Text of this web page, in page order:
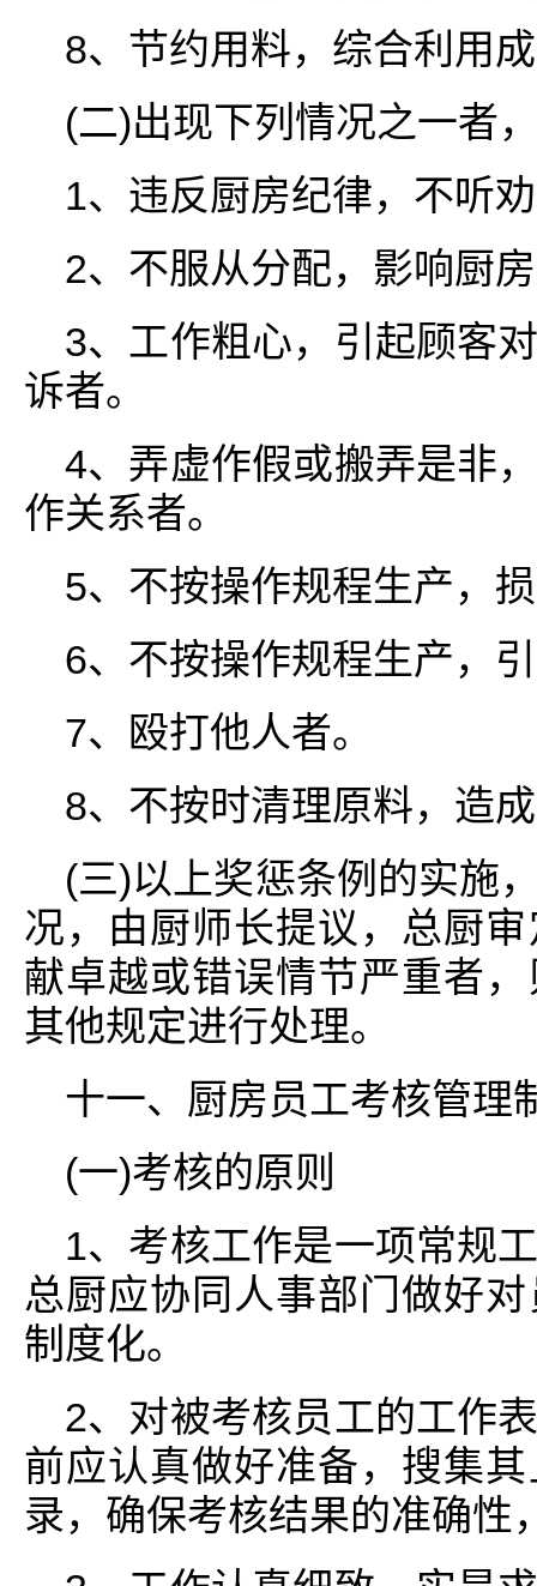
8、节约用料，综合利用
(二)出现下列情况之一者
1、违反厨房纪律，不听
2、不服从分配，影响厨
3、工作粗心，引起顾客
诉者。
4、弄虚作假或搬弄是非
作关系者。
5、不按操作规程生产，
6、不按操作规程生产，
7、殴打他人者。
8、不按时清理原料，造
(三)以上奖惩条例的实施
况，由厨师长提议，总厨
献卓越或错误情节严重者
其他规定进行处理。
十一、厨房员工考核管理
(一)考核的原则
1、考核工作是一项常规
总厨应协同人事部门做好
制度化。
2、对被考核员工的工作
前应认真做好准备，搜集
录，确保考核结果的准确性